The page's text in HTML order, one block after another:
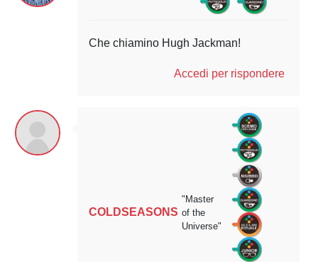
Che chiamino Hugh Jackman!
Accedi per rispondere
COLDSEASONS
"Master
of the
Universe"